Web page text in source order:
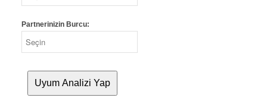
Partnerinizin Burcu:
Uyum Analizi Yap